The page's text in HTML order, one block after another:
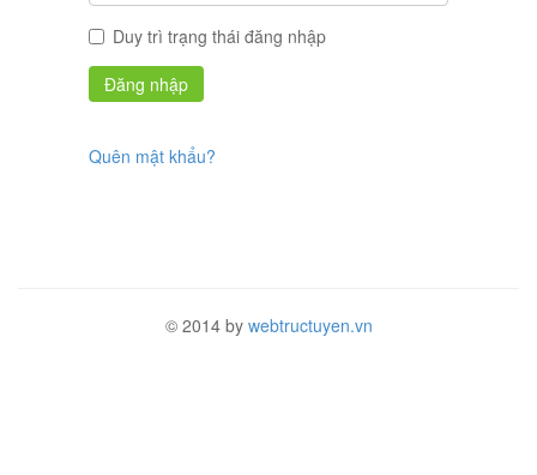
Duy trì trạng thái đăng nhập
Quên mật khẩu?
© 2014 by webtructuyen.vn